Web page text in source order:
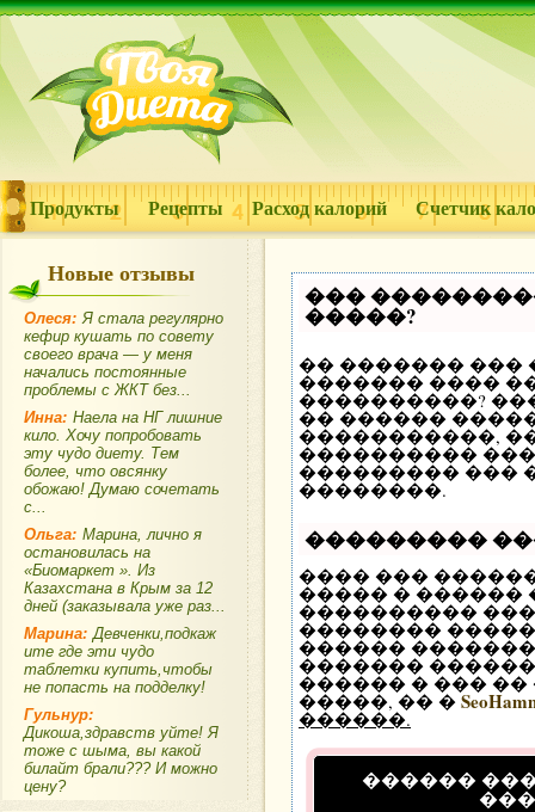
Продукты Рецепты Расход калорий Счетчик
Новые отзывы
Олеся: Я стала регулярно
кефир кушать по совету
своего врача — у меня
начались постоянные
проблемы с ЖКТ без...
Инна: Наела на НГ лишние
кило. Хочу попробовать
эту чудо диету. Тем
более, что овсянку
обожаю! Думаю сочетать
с...
Ольга: Марина, лично я
остановилась на
«Биомаркет ». Из
Казахстана в Крым за 12
дней (заказывала уже раз...
Марина: Девченки,подкаж
ите где эти чудо
таблетки купить,чтобы
не попасть на подделку!
Гульнур:
Дикоша,здравств уйте! Я
тоже с шыма, вы какой
билайт брали??? И можно
цену?
���
�����?
�� ������� ���
������� ����
����������?
�� ������
�����������,
����������
��������� ���
��������.
���������
���� ���
����� � ������
����������
��������
������
������� ������
������ � ��� ��
�����, �� �
������.
������